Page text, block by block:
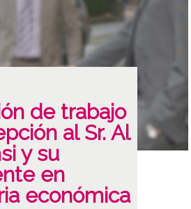
de trabajo
al Sr. Al
y su
en
económica